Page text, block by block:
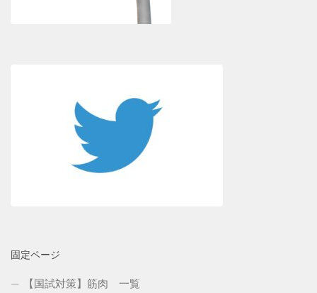
固定ページ
【国試対策】筋肉 一覧